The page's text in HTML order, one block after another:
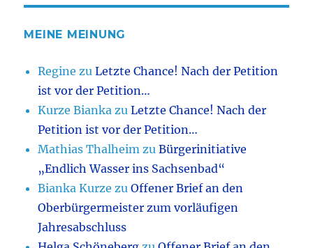
MEINE MEINUNG
Regine zuLetzte Chance! Nach der Petition
ist vor der Petition…
Kurze Bianka zuLetzte Chance! Nach der
Petition ist vor der Petition…
Mathias Thalheim zuBürgerinitiative
„Endlich Wasser ins Sachsenbad“
Bianka Kurze zuOffener Brief an den
Oberbürgermeister zum vorläufigen
Jahresabschluss